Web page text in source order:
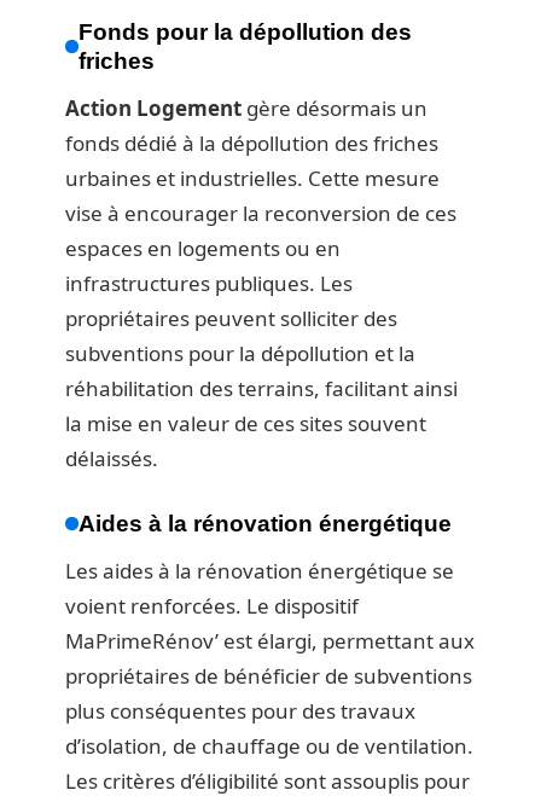
Fonds pour la dépollution des
friches
Action Logement gère désormais un
fonds dédié à la dépollution des friches
urbaines et industrielles. Cette mesure
vise à encourager la reconversion de ces
espaces en logements ou en
infrastructures publiques. Les
propriétaires peuvent solliciter des
subventions pour la dépollution et la
réhabilitation des terrains, facilitant ainsi
la mise en valeur de ces sites souvent
délaissés.
Aides à la rénovation énergétique
Les aides à la rénovation énergétique se
voient renforcées. Le dispositif
MaPrimeRénov’ est élargi, permettant aux
propriétaires de bénéficier de subventions
plus conséquentes pour des travaux
d’isolation, de chauffage ou de ventilation.
Les critères d’éligibilité sont assouplis pour